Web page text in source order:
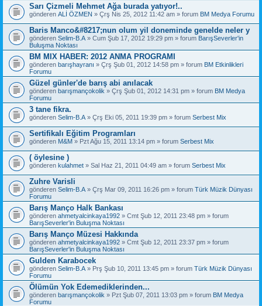
Sarı Çizmeli Mehmet Ağa burada yatıyor!..
gönderen ALİ ÖZMEN » Çrş Nis 25, 2012 11:42 am » forum BM Medya Forumu
Baris Manco&#8217;nun olum yil doneminde genelde neler y
gönderen Selim-B.A » Cum Şub 17, 2012 19:29 pm » forum BarışSeverler'in
Buluşma Noktası
BM MIX HABER: 2012 ANMA PROGRAMI
gönderen barışhayranı » Çrş Şub 01, 2012 14:58 pm » forum BM Etkinlikleri
Forumu
Güzel günler'de barış abi anılacak
gönderen barışmançokolik » Çrş Şub 01, 2012 14:31 pm » forum BM Medya
Forumu
3 tane fikra.
gönderen Selim-B.A » Çrş Eki 05, 2011 19:39 pm » forum Serbest Mix
Sertifikalı Eğitim Programları
gönderen M&M » Pzt Ağu 15, 2011 13:14 pm » forum Serbest Mix
( öylesine )
gönderen kulahmet » Sal Haz 21, 2011 04:49 am » forum Serbest Mix
Zuhre Varisli
gönderen Selim-B.A » Çrş Mar 09, 2011 16:26 pm » forum Türk Müzik Dünyası
Forumu
Barış Manço Halk Bankası
gönderen ahmetyalcinkaya1992 » Cmt Şub 12, 2011 23:48 pm » forum
BarışSeverler'in Buluşma Noktası
Barış Manço Müzesi Hakkında
gönderen ahmetyalcinkaya1992 » Cmt Şub 12, 2011 23:37 pm » forum
BarışSeverler'in Buluşma Noktası
Gulden Karabocek
gönderen Selim-B.A » Prş Şub 10, 2011 13:45 pm » forum Türk Müzik Dünyası
Forumu
Ölümün Yok Edemediklerinden...
gönderen barışmançokolik » Pzt Şub 07, 2011 13:03 pm » forum BM Medya
Forumu